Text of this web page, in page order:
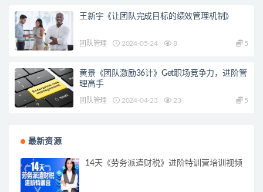
王新宇《让团队完成目标的绩效管理机制》
团队管理 2024-05-24 8 5
黄景《团队激励36计》Get职场竞争力，进阶管
理高手
团队管理 2024-04-23 23 5
最新资源
14天《劳务派遣财税》进阶特训营培训视频